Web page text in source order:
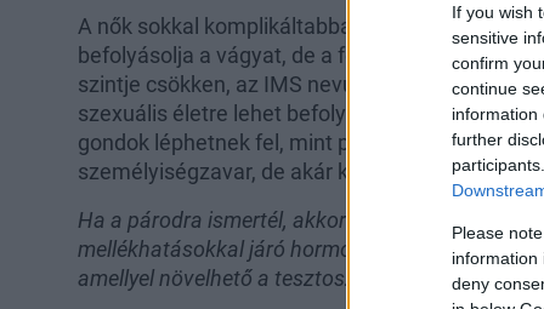
If you wish
sensitive
confirm
continue
information
further
Please
information
deny
A nők sokkal komplikáltabban működnek,
befolyásolja a vágyat, de a férfiaknál a
szintje csökken, az IMS nevű betegség jelei
szexuális életre lehet befolyással, de több
gondok léphetnek fel, mint például érzelmi
személyiségzavar, de akár komolyabb
Ha a párodra ismertél, akkor ne ijedj meg, nem
mellékhatásokkal járó hormonkezelésre járni,
amellyel növelhető a tesztoszteronszint, ezzel